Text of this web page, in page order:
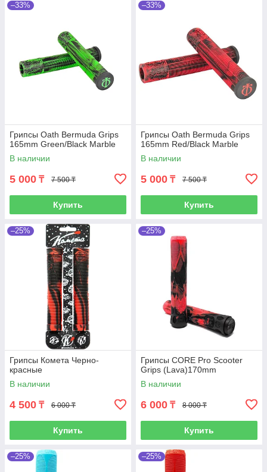
–33%
Грипсы Oath Bermuda Grips
165mm Green/Black Marble
В наличии
5 000 ₸ 7 500 ₸
Купить
–33%
Грипсы Oath Bermuda Grips
165mm Red/Black Marble
В наличии
5 000 ₸ 7 500 ₸
Купить
–25%
Грипсы Комета Черно-
красные
В наличии
4 500 ₸ 6 000 ₸
Купить
–25%
Грипсы CORE Pro Scooter
Grips (Lava)170mm
В наличии
6 000 ₸ 8 000 ₸
Купить
–25% –25%